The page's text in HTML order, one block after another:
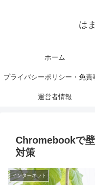
は
ホーム
プライバシーポリシー・免責
運営者情報
Chromebookで
対策
インターネット